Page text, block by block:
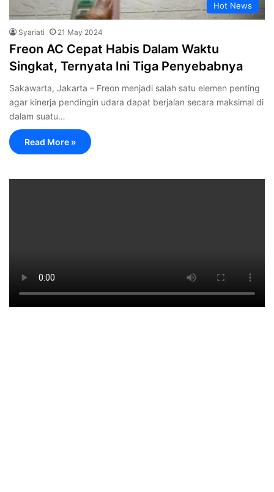
Hot News
Syariati 21 May 2024
Freon AC Cepat Habis Dalam Waktu
Singkat, Ternyata Ini Tiga Penyebabnya
Sakawarta, Jakarta – Freon menjadi salah satu elemen penting
agar kinerja pendingin udara dapat berjalan secara maksimal di
dalam suatu…
Read More »